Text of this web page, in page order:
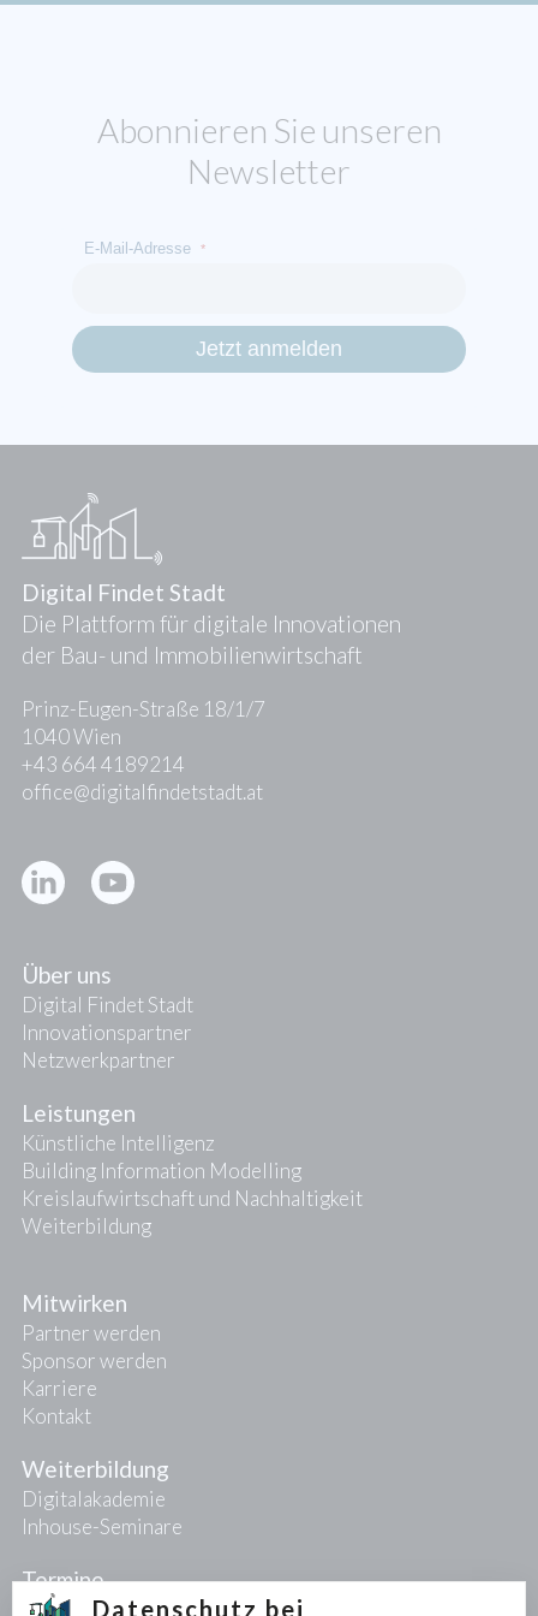
Abonnieren Sie unseren
Newsletter
E-Mail-Adresse *
Digital Findet Stadt
Die Plattform für digitale Innovationen
der Bau- und Immobilienwirtschaft
Prinz-Eugen-Straße 18/1/7
1040 Wien
+43 664 4189214
office@digitalfindetstadt.at
Über uns
Digital Findet Stadt
Innovationspartner
Netzwerkpartner
Leistungen
Künstliche Intelligenz
Building Information Modelling
Kreislaufwirtschaft und Nachhaltigkeit
Weiterbildung
Mitwirken
Partner werden
Sponsor werden
Karriere
Kontakt
Weiterbildung
Digitalakademie
Inhouse-Seminare
Termine
Datenschutz bei